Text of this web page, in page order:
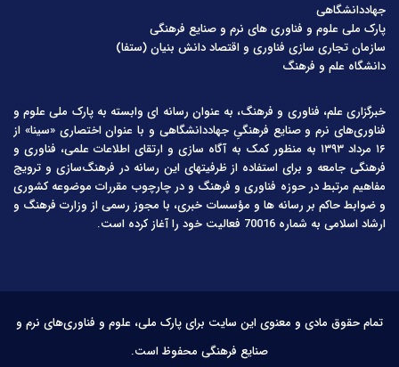
جهاددانشگاهی
پارک ملی علوم و فناوری های نرم و صنایع فرهنگی
سازمان تجاری سازی فناوری و اقتصاد دانش بنیان (ستفا)
دانشگاه علم و فرهنگ
خبرگزاری علم، فناوری و فرهنگ، به عنوان رسانه ای وابسته به پارک ملی علوم و
فناوری‌های نرم و صنایع فرهنگیِ جهاددانشگاهی و با عنوان اختصاری «سینا» از
۱۶ مرداد ۱۳۹۳ به منظور کمک به آگاه سازی و ارتقای اطلاعات علمی، فناوری و
فرهنگی جامعه و برای استفاده از ظرفیتهای این رسانه در فرهنگ‌سازی و ترویج
مفاهیم مرتبط در حوزه فناوری و فرهنگ و در چارچوب مقررات موضوعه کشوری
و ضوابط حاکم بر رسانه ها و مؤسسات خبری، با مجوز رسمی از وزارت فرهنگ و
ارشاد اسلامی به شماره 70016 فعالیت خود را آغاز کرده است.
تمام حقوق مادی و معنوی این سایت برای پارک ملی، علوم و فناوری‌های نرم و
صنایع فرهنگی محفوظ است.